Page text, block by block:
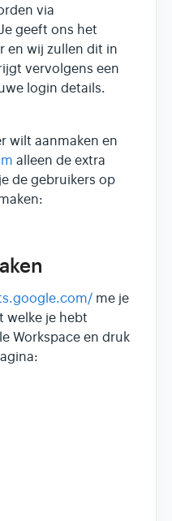
→
via
geeft ons het
en wij zullen dit in
vervolgens een
login details.
wilt aanmaken en
alleen de extra
de gebruikers op
me je
welke je hebt
Workspace en druk